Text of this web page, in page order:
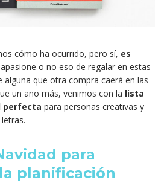
cómo ha ocurrido, pero sí, es
apasione o no eso de regalar en estas
que otra compra caerá en las
un año más, venimos con la lista
perfecta para personas creativas y
para
planificación